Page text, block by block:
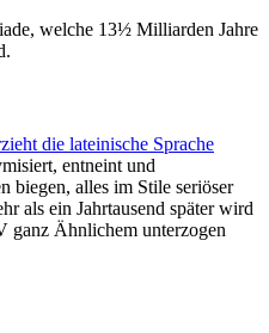
welche 13½ Milliarden Jahre
die lateinische Sprache
entneint und
biegen, alles im Stile seriöser
als ein Jahrtausend später wird
ganz Ähnlichem unterzogen